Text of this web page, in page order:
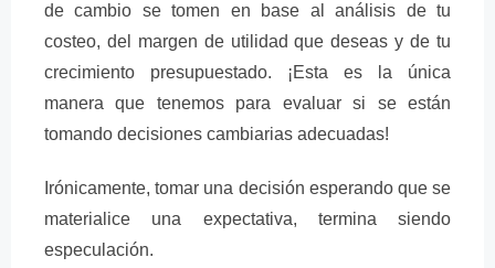
de cambio se tomen en base al análisis de tu
costeo, del margen de utilidad que deseas y de tu
crecimiento presupuestado. ¡Esta es la única
manera que tenemos para evaluar si se están
tomando decisiones cambiarias adecuadas!
Irónicamente, tomar una decisión esperando que se
materialice una expectativa, termina siendo
especulación.